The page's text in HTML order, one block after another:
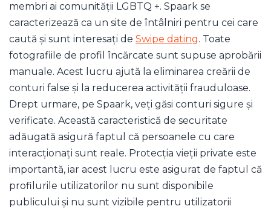
membri ai comunității LGBTQ +. Spaark se
caracterizează ca un site de întâlniri pentru cei care
caută și sunt interesați de Swipe dating. Toate
fotografiile de profil încărcate sunt supuse aprobării
manuale. Acest lucru ajută la eliminarea creării de
conturi false și la reducerea activității frauduloase.
Drept urmare, pe Spaark, veți găsi conturi sigure și
verificate. Această caracteristică de securitate
adăugată asigură faptul că persoanele cu care
interacționați sunt reale. Protecția vieții private este
importantă, iar acest lucru este asigurat de faptul că
profilurile utilizatorilor nu sunt disponibile
publicului și nu sunt vizibile pentru utilizatorii